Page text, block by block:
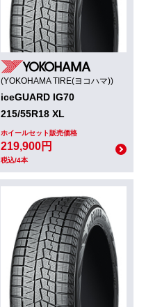
(YOKOHAMA TIRE(ヨコハマ))
iceGUARD IG70
215/55R18 XL
ホイールセット販売価格
219,900円
税込/4本